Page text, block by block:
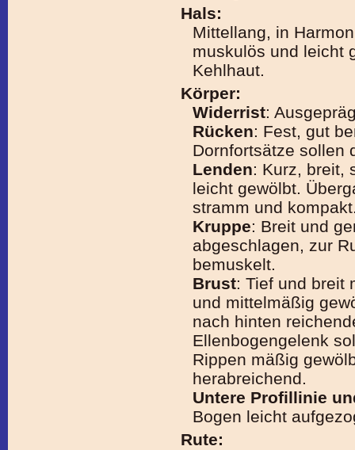
Hals:
Mittellang, in
muskulös und leicht
Kehlhaut.
Körper:
Widerrist:
Rücken: Fest, gut
Dornfortsätze sollen
Lenden: Kurz, breit,
leicht gewölbt.
stramm und
Kruppe: Breit und
abgeschlagen, zur
bemuskelt.
Brust: Tief und breit
und mittelmäßig
nach hinten
Ellenbogengelenk
Rippen mäßig
herabreichend.
Untere Profillinie
Bogen leicht
Rute: